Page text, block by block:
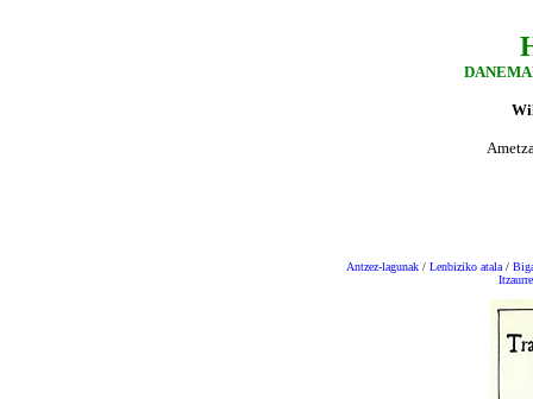
Antzez-lagunak/ Lenbiziko atala/